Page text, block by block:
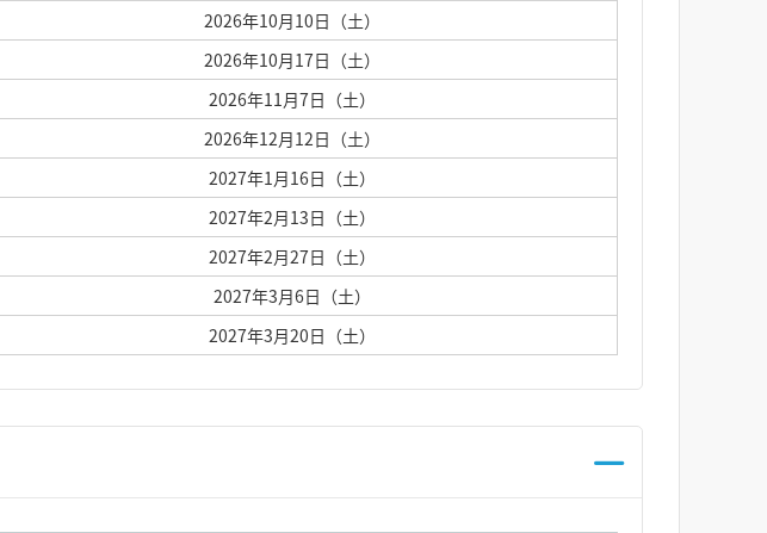
2026年10月10日（土）
2026年10月17日（土）
2026年11月7日（土）
2026年12月12日（土）
2027年1月16日（土）
2027年2月13日（土）
2027年2月27日（土）
2027年3月6日（土）
2027年3月20日（土）